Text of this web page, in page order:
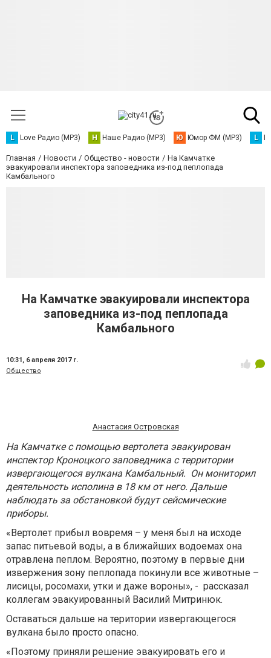
L Love Радио (MP3) Н Наше Радио (MP3) Ю Юмор ФМ (MP3) L
Главная Новости Общество - новости
На Камчатке
эвакуировали инспектора заповедника из-под пеплопада
Камбального
На Камчатке эвакуировали инспектора
заповедника из-под пеплопада
Камбального
10:31, 6 апреля 2017 г.
Общество
Анастасия Островская
На Камчатке с помощью вертолета эвакуирован
инспектор Кроноцкого заповедника с территории
извергающегося вулкана Камбальный. Он мониторил
деятельность исполина в 18 км от него. Дальше
наблюдать за обстановкой будут сейсмические
приборы.
«Вертолет прибыл вовремя – у меня был на исходе
запас питьевой воды, а в ближайших водоемах она
отравлена пеплом. Вероятно, поэтому в первые дни
извержения зону пеплопада покинули все животные –
лисицы, росомахи, утки и даже вороны», - рассказал
коллегам эвакуированный Василий Митринюк.
Оставаться дальше на територии извергающегося
вулкана было просто опасно.
«Поэтому приняли решение эвакуировать его и